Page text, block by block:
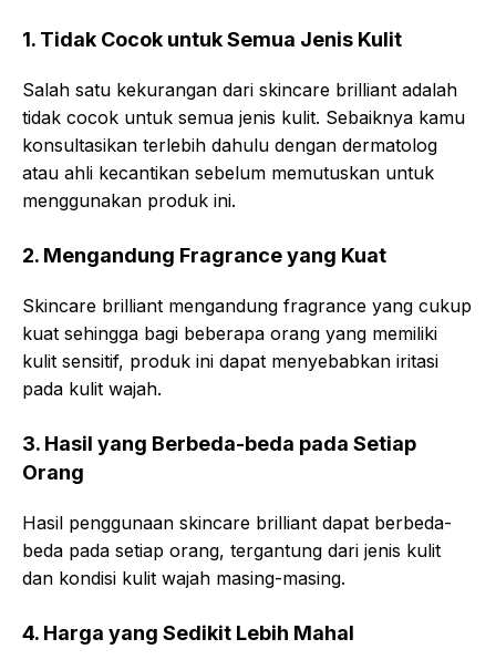
1. Tidak Cocok untuk Semua Jenis Kulit
Salah satu kekurangan dari skincare brilliant adalah
tidak cocok untuk semua jenis kulit. Sebaiknya kamu
konsultasikan terlebih dahulu dengan dermatolog
atau ahli kecantikan sebelum memutuskan untuk
menggunakan produk ini.
2. Mengandung Fragrance yang Kuat
Skincare brilliant mengandung fragrance yang cukup
kuat sehingga bagi beberapa orang yang memiliki
kulit sensitif, produk ini dapat menyebabkan iritasi
pada kulit wajah.
3. Hasil yang Berbeda-beda pada Setiap
Orang
Hasil penggunaan skincare brilliant dapat berbeda-
beda pada setiap orang, tergantung dari jenis kulit
dan kondisi kulit wajah masing-masing.
4. Harga yang Sedikit Lebih Mahal